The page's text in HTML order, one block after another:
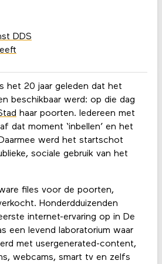
het 20 jaar geleden dat het
beschikbaar werd: op die dag
haar poorten. Iedereen met
dat moment ‘inbellen’ en het
werd het startschot
sociale gebruik van het
files voor de poorten,
Honderdduizenden
internet-ervaring op in De
een levend laboratorium waar
met usergenerated-content,
webcams, smart tv en zelfs
DDS